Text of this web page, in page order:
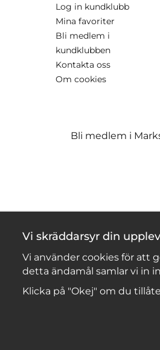
Log in kundklubb
Mina favoriter
Bli medlem i
kundklubben
Kontakta oss
Om cookies
Bli medlem i
Vi skräddarsyr din
Vi använder cookies för att
detta ändamål samlar vi in
Klicka på "Okej" om du